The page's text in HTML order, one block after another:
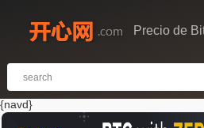
Precio de
{navd}